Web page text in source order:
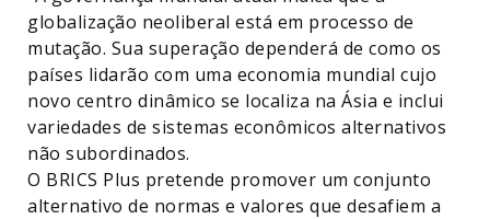
globalização neoliberal está em processo de
mutação. Sua superação dependerá de como os
países lidarão com uma economia mundial cujo
novo centro dinâmico se localiza na Ásia e inclui
variedades de sistemas econômicos alternativos
não subordinados.
O BRICS Plus pretende promover um conjunto
alternativo de normas e valores que desafiem a